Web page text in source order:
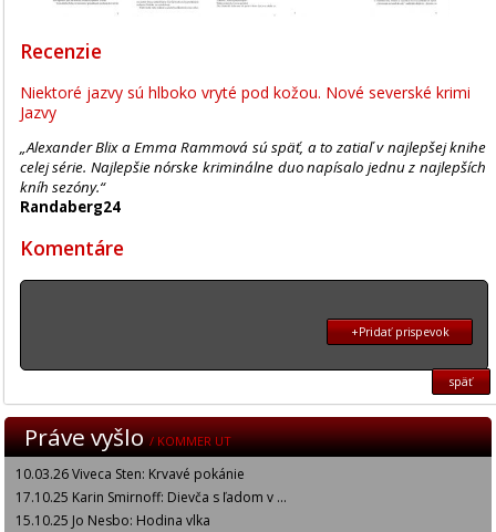
Recenzie
Niektoré jazvy sú hlboko vryté pod kožou. Nové severské krimi
Jazvy
„Alexander Blix a Emma Rammová sú späť, a to zatiaľ v najlepšej knihe
celej série. Najlepšie nórske kriminálne duo napísalo jednu z najlepších
kníh sezóny.“
Randaberg24
Komentáre
+Pridať prispevok
späť
Práve vyšlo/ KOMMER UT
10.03.26 Viveca Sten: Krvavé pokánie
17.10.25 Karin Smirnoff: Dievča s ľadom v ...
15.10.25 Jo Nesbo: Hodina vlka